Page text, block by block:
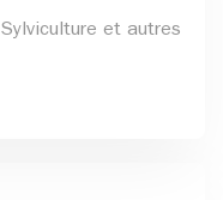
Sylviculture et autres